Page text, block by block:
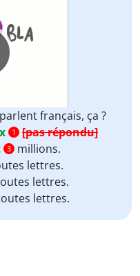
français, ça ?
1
[pas répondu]
3 millions.
lettres.
lettres.
lettres.